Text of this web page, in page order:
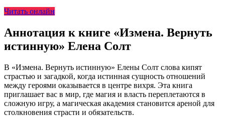
Читать онлайн
Аннотация к книге «Измена. Вернуть
истинную» Елена Солт
В «Измена. Вернуть истинную» Елены Солт слова кипят
страстью и загадкой, когда истинная сущность отношений
между героями оказывается в центре вихря. Эта книга
приглашает вас в мир, где магия и власть переплетаются в
сложную игру, а магическая академия становится ареной для
столкновения страсти и обязательств.